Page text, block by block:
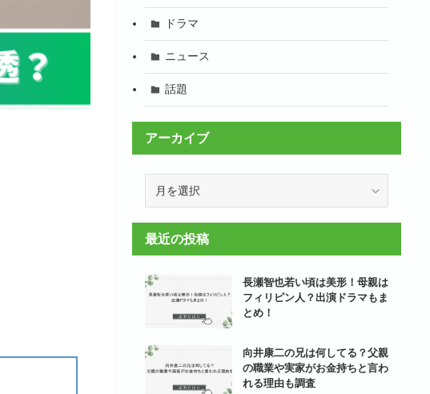
ドラマ
ニュース
話題
アーカイブ
イ
最近の投稿
長瀬智也若い頃は美形！母親は
フィリピン人？出演ドラマもま
とめ！
向井康二の兄は何してる？父親
の職業や実家がお金持ちと言わ
れる理由も調査